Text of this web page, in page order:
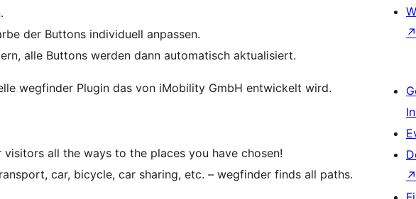
der Buttons individuell anpassen.
alle Buttons werden dann automatisch aktualisiert.
wegfinder Plugin das von iMobility GmbH entwickelt wird.
all the ways to the places you have chosen!
car, bicycle, car sharing, etc. – wegfinder finds all paths.
↗
↗